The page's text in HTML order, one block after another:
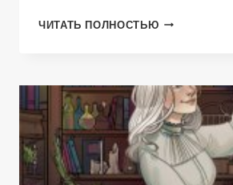
ЧИТАТЬ ПОЛНОСТЬЮ ОТДАЛА
РУКИ…